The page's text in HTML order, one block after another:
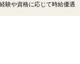
や資格に応じて時給優遇